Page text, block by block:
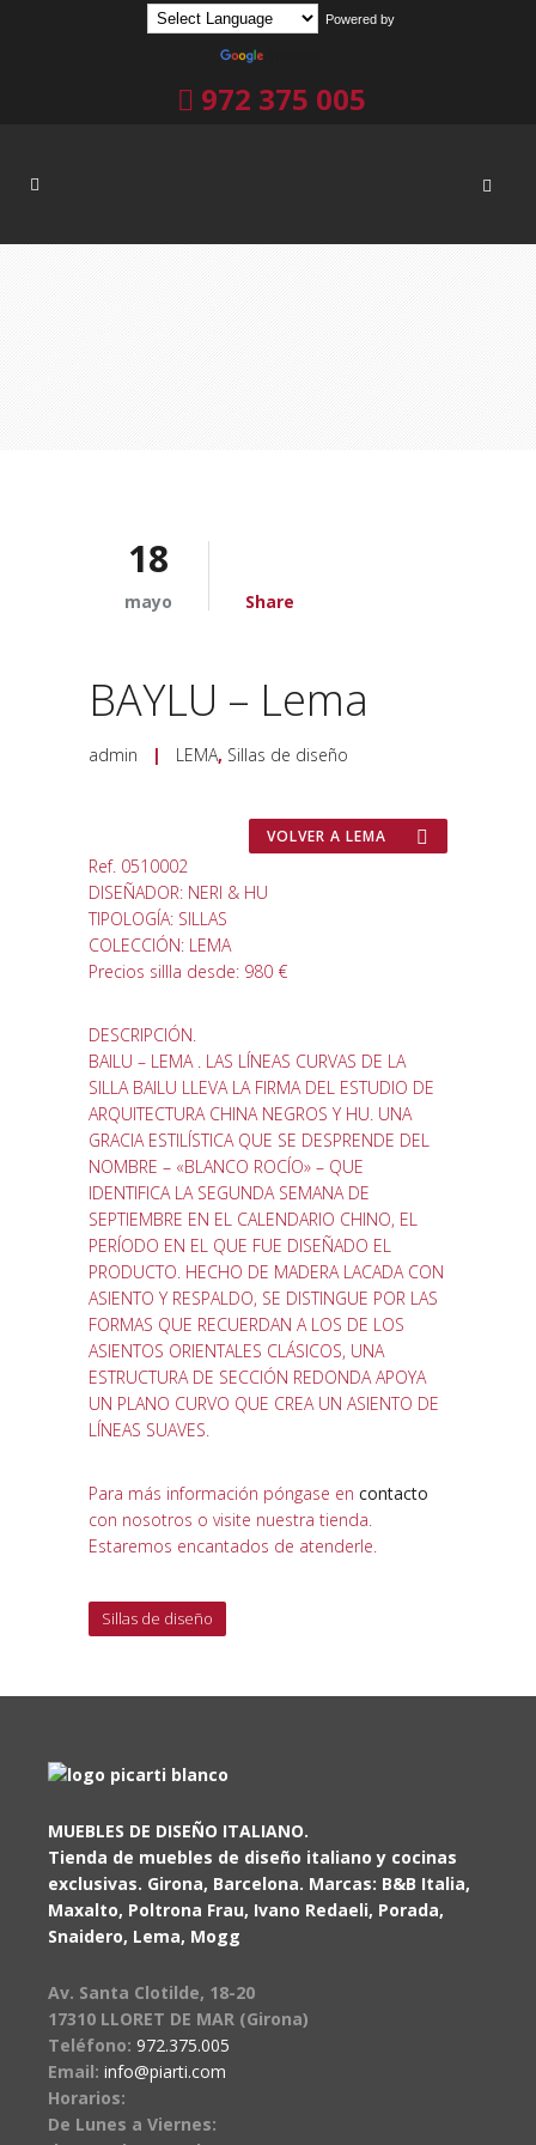
Powered by
972 375 005
18
mayo Share
BAYLU – Lema
admin | LEMA, Sillas de diseño
VOLVER A LEMA
Ref. 0510002
DISEÑADOR: NERI & HU
TIPOLOGÍA: SILLAS
COLECCIÓN: LEMA
Precios sillla desde: 980 €
DESCRIPCIÓN.
BAILU – LEMA . LAS LÍNEAS CURVAS DE LA
SILLA BAILU LLEVA LA FIRMA DEL ESTUDIO DE
ARQUITECTURA CHINA NEGROS Y HU. UNA
GRACIA ESTILÍSTICA QUE SE DESPRENDE DEL
NOMBRE – «BLANCO ROCÍO» – QUE
IDENTIFICA LA SEGUNDA SEMANA DE
SEPTIEMBRE EN EL CALENDARIO CHINO, EL
PERÍODO EN EL QUE FUE DISEÑADO EL
PRODUCTO. HECHO DE MADERA LACADA CON
ASIENTO Y RESPALDO, SE DISTINGUE POR LAS
FORMAS QUE RECUERDAN A LOS DE LOS
ASIENTOS ORIENTALES CLÁSICOS, UNA
ESTRUCTURA DE SECCIÓN REDONDA APOYA
UN PLANO CURVO QUE CREA UN ASIENTO DE
LÍNEAS SUAVES.
Para más información póngase en contacto
con nosotros o visite nuestra tienda.
Estaremos encantados de atenderle.
Sillas de diseño
MUEBLES DE DISEÑO ITALIANO.
Tienda de muebles de diseño italiano y cocinas
exclusivas. Girona, Barcelona. Marcas: B&B Italia,
Maxalto, Poltrona Frau, Ivano Redaeli, Porada,
Snaidero, Lema, Mogg
Av. Santa Clotilde, 18-20
17310 LLORET DE MAR (Girona)
Teléfono: 972.375.005
Email: info@piarti.com
Horarios:
De Lunes a Viernes: